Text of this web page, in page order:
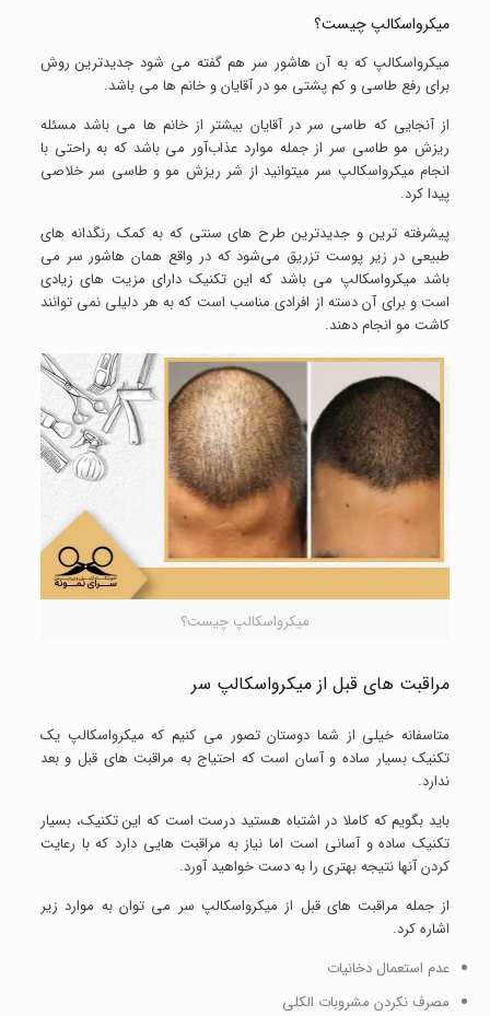
میکرواسکالپ چیست؟
میکرواسکالپ که به آن هاشور سر هم گفته می شود جدیدترین روش
برای رفع طاسی و کم پشتی مو در آقایان و خانم ها می باشد.
از آنجایی که طاسی سر در آقایان بیشتر از خانم ها می باشد مسئله
ریزش مو طاسی سر از جمله موارد عذاب‌آور می باشد که به راحتی با
انجام میکرواسکالپ سر میتوانید از شر ریزش مو و طاسی سر خلاصی
پیدا کرد.
پیشرفته ترین و جدیدترین طرح های سنتی که به کمک رنگدانه های
طبیعی در زیر پوست تزریق می‌شود که در واقع همان هاشور سر می
باشد میکرواسکالپ می باشد که این تکنیک دارای مزیت های زیادی
است و برای آن دسته از افرادی مناسب است که به هر دلیلی نمی توانند
کاشت مو انجام دهند.
میکرواسکالپ چیست؟
مراقبت های قبل از میکرواسکالپ سر
متاسفانه خیلی از شما دوستان تصور می کنیم که میکرواسکالپ یک
تکنیک بسیار ساده و آسان است که احتیاج به مراقبت های قبل و بعد
ندارد.
باید بگویم که کاملا در اشتباه هستید درست است که این تکنیک، بسیار
تکنیک ساده و آسانی است اما نیاز به مراقبت هایی دارد که با رعایت
کردن آنها نتیجه بهتری را به دست خواهید آورد.
از جمله مراقبت های قبل از میکرواسکالپ سر می توان به موارد زیر
اشاره کرد.
عدم استعمال دخانیات
مصرف نکردن مشروبات الکلی